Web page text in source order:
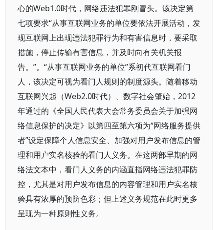
心的Web1.0时代，网络违法犯罪刚冒头。该决定第
七项要求“从事互联网业务的单位要依法开展活动，发
现互联网上出现违法犯罪行为和有害信息时，要采取
措施，停止传输有害信息，并及时向有关机关报
告。”。“从事互联网业务的单位”系初代互联网看门
人，该决定可视为看门人规则的制度源头。随着移动
互联网兴起（Web2.0时代）、数字社会肇始，2012
年通过的《全国人民代表大会常务委员会关于加强网
络信息保护的决定》以第四至第六项为“网络服务提供
者”设定保障个人信息安全、加强对用户发布信息的管
理和用户实名核验的看门人义务。在这两部早期的网
络法文本中，看门人义务的内涵直指网络违法犯罪防
控，尤其是对用户发布信息的内容管理和用户实名核
验具有浓厚的预防色彩；但上述义务规范在此时更多
呈现为一种原则性义务。